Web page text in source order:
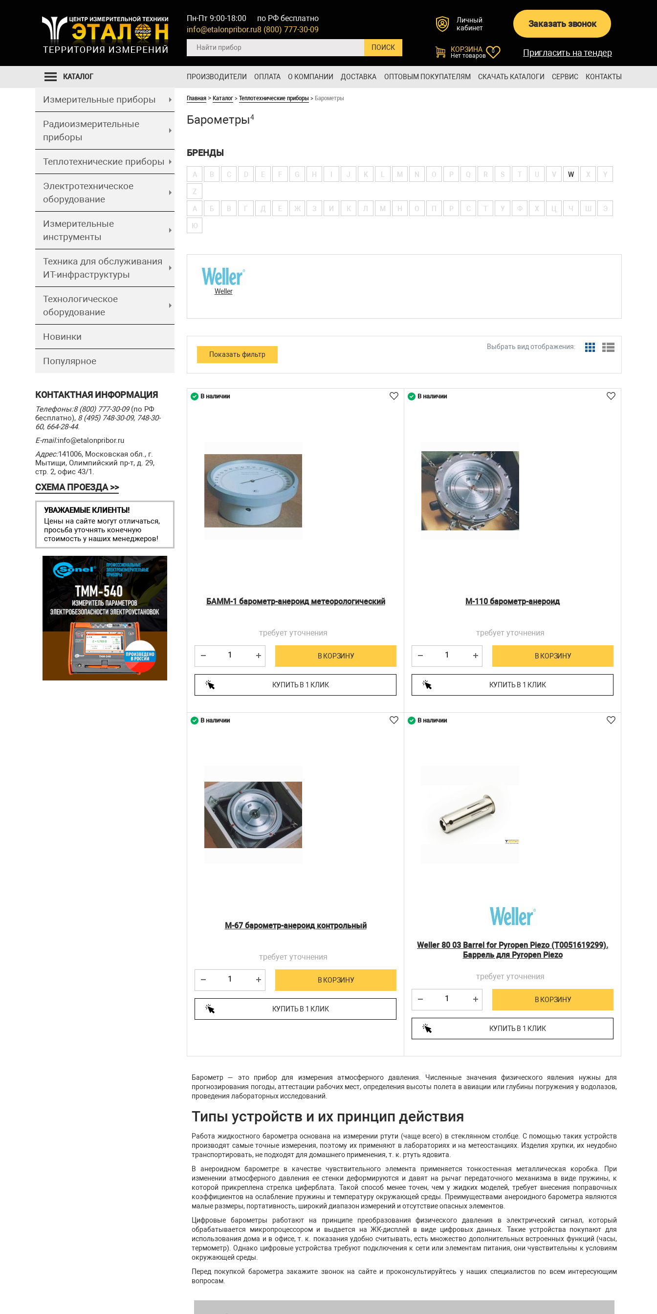
Пн-Пт 9:00-18:00
info@etalonpribor.ru
по РФ бесплатно
8 (800) 777-30-09
Личный
кабинет
Заказать звонок
КОРЗИНА
Нет товаров
0 Пригласить на тендер
ПРОИЗВОДИТЕЛИ ОПЛАТА О КОМПАНИИ ДОСТАВКА ОПТОВЫМ ПОКУПАТЕЛЯМ СКАЧАТЬ КАТАЛОГИ СЕРВИС КОНТАКТЫ
КАТАЛОГ
Измерительные приборы
Радиоизмерительные
приборы
Теплотехнические приборы
Электротехническое
оборудование
Измерительные
инструменты
Техника для обслуживания
ИТ-инфраструктуры
Технологическое
оборудование
Новинки
Популярное
КОНТАКТНАЯ ИНФОРМАЦИЯ
Телефоны:8 (800) 777-30-09(по РФ
бесплатно), 8 (495) 748-30-09, 748-30-
60, 664-28-44.
E-mail:info@etalonpribor.ru
Адрес:141006, Московская обл., г.
Мытищи, Олимпийский пр-т, д. 29,
стр. 2, офис 43/1.
СХЕМА ПРОЕЗДА >>
УВАЖАЕМЫЕ КЛИЕНТЫ!
Цены на сайте могут отличаться,
просьба уточнять конечную
стоимость у наших менеджеров!
Главная >Каталог>Теплотехнические приборы > Барометры
Барометры4
БРЕНДЫ
A B C D E F G H J K M N O P Q R S T V W X Y
Z
А Б В Г Д Е Ж З И К Л М Н О П Р С Т У Ф Х Ч Э
Ю
Weller
Выбрать вид отображения:
БАММ-1 барометр-анероид метеорологический
требует уточнения
В КОРЗИНУ
КУПИТЬ В 1 КЛИК
В наличии
М-110 барометр-анероид
требует уточнения
В КОРЗИНУ
КУПИТЬ В 1 КЛИК
В наличии
М-67 барометр-анероид контрольный
требует уточнения
В КОРЗИНУ
КУПИТЬ В 1 КЛИК
В наличии
Weller 80 03 Barrel for Pyropen Piezo (T0051619299).
Баррель для Pyropen Piezo
требует уточнения
В КОРЗИНУ
КУПИТЬ В 1 КЛИК
В наличии
Барометр — это прибор для измерения атмосферного давления. Численные значения физического явления нужны для
прогнозирования погоды, аттестации рабочих мест, определения высоты полета в авиации или глубины погружения у водолазов,
проведения лабораторных исследований.
Типы устройств и их принцип действия
Работа жидкостного барометра основана на измерении ртути (чаще всего) в стеклянном столбце. С помощью таких устройств
производят самые точные измерения, поэтому их применяют в лабораториях и на метеостанциях. Изделия хрупки, их неудобно
транспортировать, не подходят для домашнего применения, т. к. ртуть ядовита.
В анероидном барометре в качестве чувствительного элемента применяется тонкостенная металлическая коробка. При
изменении атмосферного давления ее стенки деформируются и давят на рычаг передаточного механизма в виде пружины, к
которой прикреплена стрелка циферблата. Такой способ менее точен, чем у жидких моделей, требует внесения поправочных
коэффициентов на ослабление пружины и температуру окружающей среды. Преимуществами анероидного барометра являются
малые размеры, портативность, широкий диапазон измерений и отсутствие опасных элементов.
Цифровые барометры работают на принципе преобразования физического давления в электрический сигнал, который
обрабатывается микропроцессором и выдается на ЖК-дисплей в виде цифровых данных. Такие устройства покупают для
использования дома и в офисе, т. к. показания удобно считывать, есть множество дополнительных встроенных функций (часы,
термометр). Однако цифровые устройства требуют подключения к сети или элементам питания, они чувствительны к условиям
окружающей среды.
Перед покупкой барометра закажите звонок на сайте и проконсультируйтесь у наших специалистов по всем интересующим
вопросам.